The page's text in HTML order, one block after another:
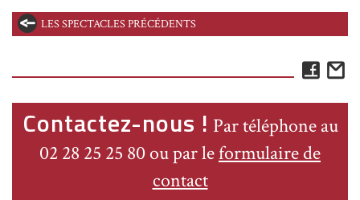
LES SPECTACLES PRÉCÉDENTS
Contactez-nous ! Par téléphone au
02 28 25 25 80 ou par leformulaire de
contact